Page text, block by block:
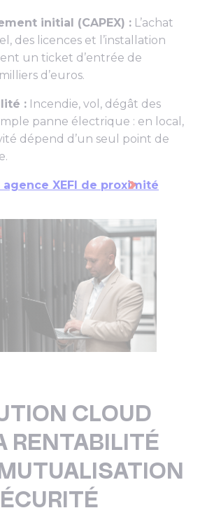
initial (CAPEX) : L’achat
des licences et l’installation
un ticket d’entrée de
d’euros.
: Incendie, vol, dégât des
panne électrique : en local,
dépend d’un seul point de
XEFI de proximité
CLOUD
RENTABILITÉ